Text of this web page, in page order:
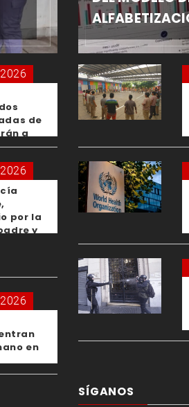
de
a
por la
y
en
SÍGANOS